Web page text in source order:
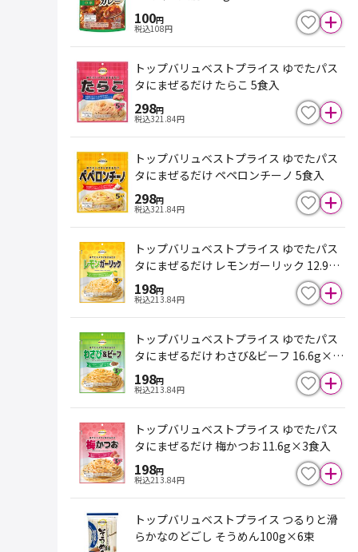
100円
税込108円
トップバリュベストプライス ゆでたパス
タにまぜるだけ たらこ 5食入
298円
税込321.84円
トップバリュベストプライス ゆでたパス
タにまぜるだけ ペペロンチーノ 5食入
298円
税込321.84円
トップバリュベストプライス ゆでたパス
タにまぜるだけ レモンガーリック 12.9g
×3食入
198円
税込213.84円
トップバリュベストプライス ゆでたパス
タにまぜるだけ わさび&ビーフ 16.6g×3
食入
198円
税込213.84円
トップバリュベストプライス ゆでたパス
タにまぜるだけ 梅かつお 11.6g×3食入
198円
税込213.84円
トップバリュベストプライス つるりと滑
らかなのどごし そうめん100g×6束